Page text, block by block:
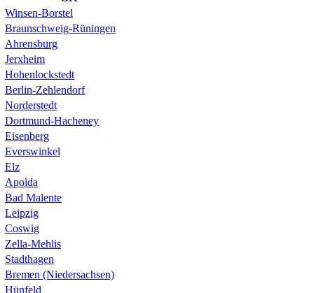
Winsen-Borstel
Braunschweig-Rüningen
Ahrensburg
Jerxheim
Hohenlockstedt
Berlin-Zehlendorf
Norderstedt
Dortmund-Hacheney
Eisenberg
Everswinkel
Elz
Apolda
Bad Malente
Leipzig
Coswig
Zella-Mehlis
Stadthagen
Bremen (Niedersachsen)
Hünfeld